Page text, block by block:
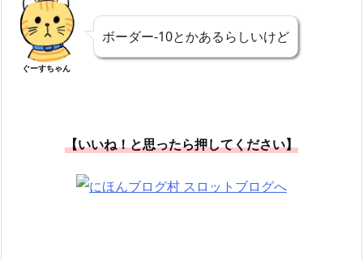
ぐーすちゃん
ボーダー-10とかあるらしいけど
【いいね！と思ったら押してください】